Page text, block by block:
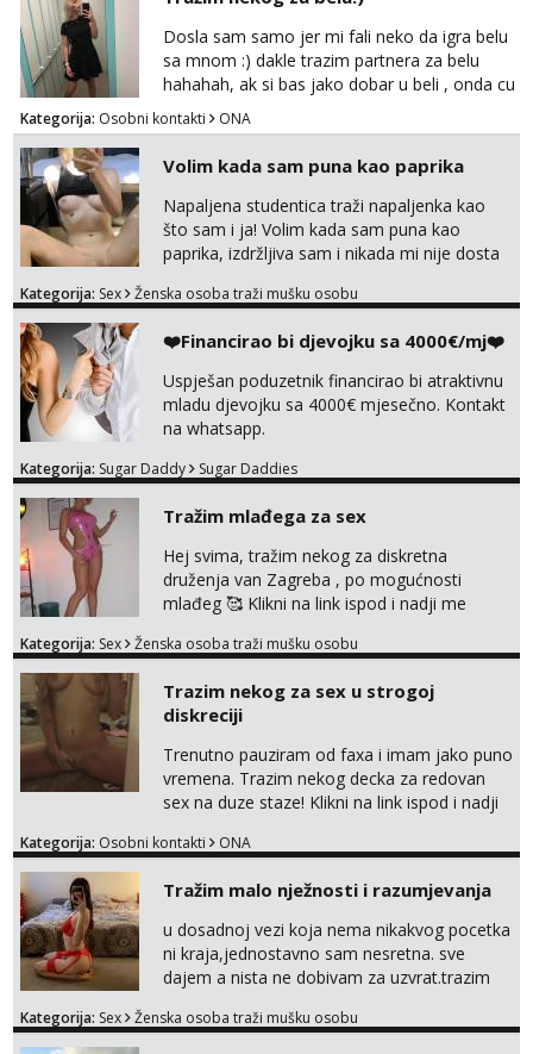
Dosla sam samo jer mi fali neko da igra belu
sa mnom :) dakle trazim partnera za belu
hahahah, ak si bas jako dobar u beli , onda cu
razmislit za dalje Klikni na link ispod i nadji me
tamo, cekam te!
Kategorija: Osobni kontakti ONA
Volim kada sam puna kao paprika
Napaljena studentica traži napaljenka kao
što sam i ja! Volim kada sam puna kao
paprika, izdržljiva sam i nikada mi nije dosta
bilo kad i bilo gdje zato se javi što prije da
tamo, cekam te!
Kategorija: Sex Ženska osoba traži mušku osobu
❤️Financirao bi djevojku sa 4000€/mj❤️
Uspješan poduzetnik financirao bi atraktivnu
mladu djevojku sa 4000€ mjesečno. Kontakt
na whatsapp.
Kategorija: Sugar Daddy Sugar Daddies
Tražim mlađega za sex
Hej svima, tražim nekog za diskretna
druženja van Zagreba , po mogućnosti
mlađeg 🥰 Klikni na link ispod i nadji me
Kategorija: Sex Ženska osoba traži mušku osobu
Trazim nekog za sex u strogoj
diskreciji
Trenutno pauziram od faxa i imam jako puno
vremena. Trazim nekog decka za redovan
sex na duze staze! Klikni na link ispod i nadji
Kategorija: Osobni kontakti ONA
Tražim malo nježnosti i razumjevanja
u dosadnoj vezi koja nema nikakvog pocetka
ni kraja,jednostavno sam nesretna. sve
dajem a nista ne dobivam za uzvrat.trazim
trazim puno samo malo njeznosti i
Kategorija: Sex Ženska osoba traži mušku osobu